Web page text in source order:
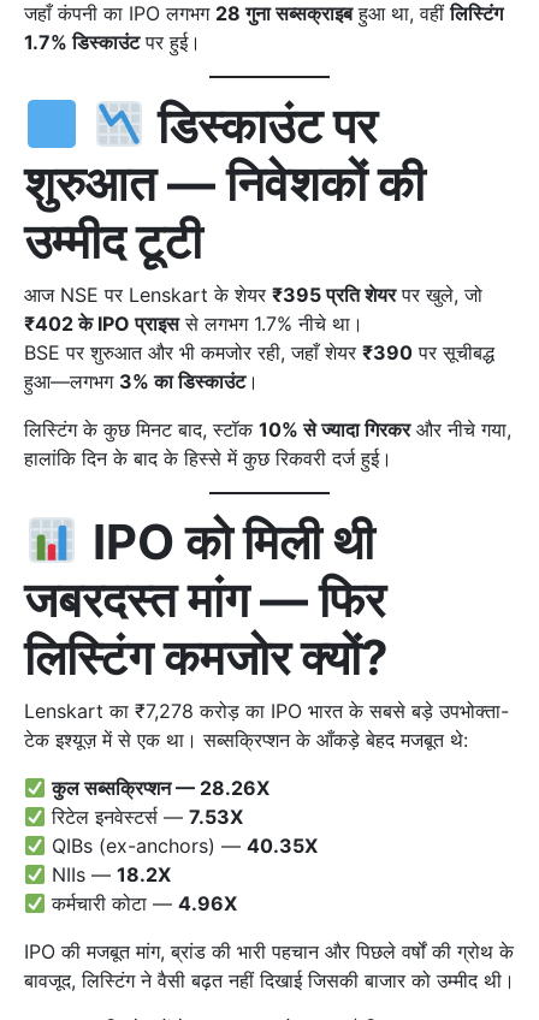
जहाँ कंपनी का IPO लगभग 28 गुना सब्सक्राइबहुआ था, वहींलिस्टिंग
1.7% डिस्काउंटपर हुई।
डिस्काउंट पर
शुरुआत — निवेशकों की
उम्मीद टूटी
आज NSE पर Lenskart के शेयर ₹395 प्रति शेयरपर खुले, जो
₹402 के IPO प्राइससे लगभग 1.7% नीचे था।
BSE पर शुरुआत और भी कमजोर रही, जहाँ शेयर ₹390 पर सूचीबद्ध
हुआ—लगभग 3% का डिस्काउंट।
लिस्टिंग के कुछ मिनट बाद, स्टॉक 10% से ज्यादा गिरकरऔर नीचे गया,
हालांकि दिन के बाद के हिस्से में कुछ रिकवरी दर्ज हुई।
IPO को मिली थी
जबरदस्त मांग — फिर
लिस्टिंग कमजोर क्यों?
Lenskart का ₹7,278 करोड़ का IPO भारत के सबसे बड़े उपभोक्ता-
टेक इश्यूज़ में से एक था। सब्सक्रिप्शन के आँकड़े बेहद मजबूत थे:
कुल सब्सक्रिप्शन — 28.26X
रिटेल इनवेस्टर्स —7.53X
QIBs (ex-anchors) —40.35X
NIIs —18.2X
कर्मचारी कोटा —4.96X
IPO की मजबूत मांग, ब्रांड की भारी पहचान और पिछले वर्षों की ग्रोथ के
बावजूद, लिस्टिंग ने वैसी बढ़त नहीं दिखाई जिसकी बाजार को उम्मीद थी।